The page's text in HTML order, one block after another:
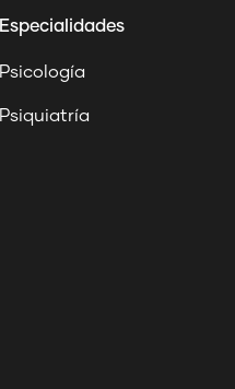
Especialidades
Psicología
Psiquiatría